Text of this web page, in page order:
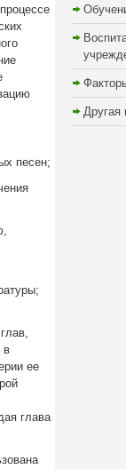
песен;
в
ее
глава
Другая